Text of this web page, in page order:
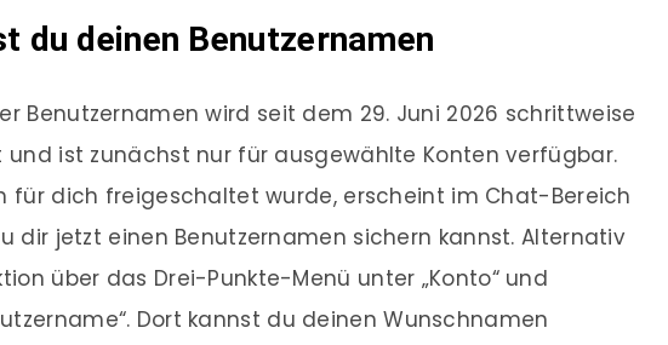
du deinen Benutzernamen
Benutzernamen wird seit dem 29. Juni 2026 schrittweise
ist zunächst nur für ausgewählte Konten verfügbar.
für dich freigeschaltet wurde, erscheint im Chat-Bereich
dir jetzt einen Benutzernamen sichern kannst. Alternativ
über das Drei-Punkte-Menü unter „Konto“ und
Dort kannst du deinen Wunschnamen